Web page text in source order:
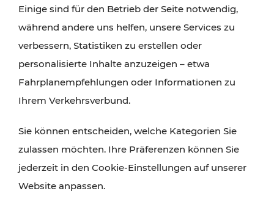
Attraktionen sind mit den Ticket- und Fahrplan-
Angeboten des VOR gut und schnell erreichbar.
Einige sind für den Betrieb der Seite notwendig,
während andere uns helfen, unsere Services zu
verbessern, Statistiken zu erstellen oder
personalisierte Inhalte anzuzeigen – etwa
Fahrplanempfehlungen oder Informationen zu
Ihrem Verkehrsverbund.
Sie können entscheiden, welche Kategorien Sie
zulassen möchten. Ihre Präferenzen können Sie
jederzeit in den Cookie-Einstellungen auf unserer
Website anpassen.